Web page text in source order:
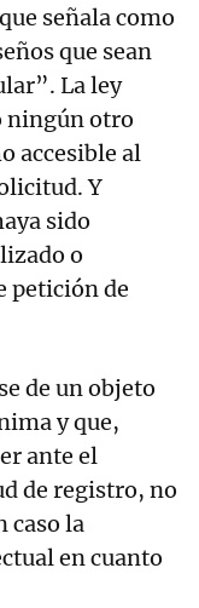
señala como
que sean
La ley
ningún otro
accesible al
Y
sido
o
petición de
de un objeto
y que,
ante el
de registro, no
caso la
en cuanto